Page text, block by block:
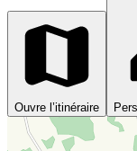
Ouvre l’itinéraire